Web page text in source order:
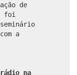
de
foi
a
na